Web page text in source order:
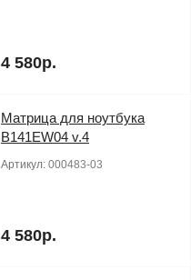
4 580р.
Матрица для ноутбука
B141EW04 v.4
Артикул: 000483-03
4 580р.